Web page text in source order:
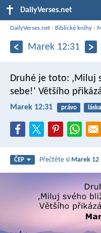
DailyVerses.net
DailyVerses.net › Biblické knihy ›
Marek 12:31
Druhé je toto: ‚Miluj
sebe!‘ Většího
Marek 12:31 právo láska
ČEP Přečtěte si Marek 12